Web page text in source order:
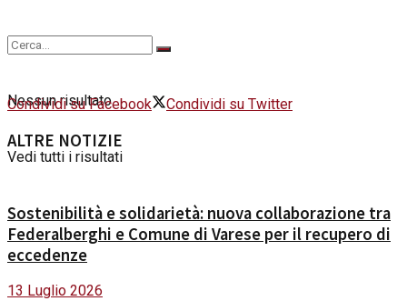
Nessun risultato
Vedi tutti i risultati
Condividi su Facebook Condividi su Twitter
ALTRE NOTIZIE
Sostenibilità e solidarietà: nuova collaborazione tra
Federalberghi e Comune di Varese per il recupero di
eccedenze
13 Luglio 2026